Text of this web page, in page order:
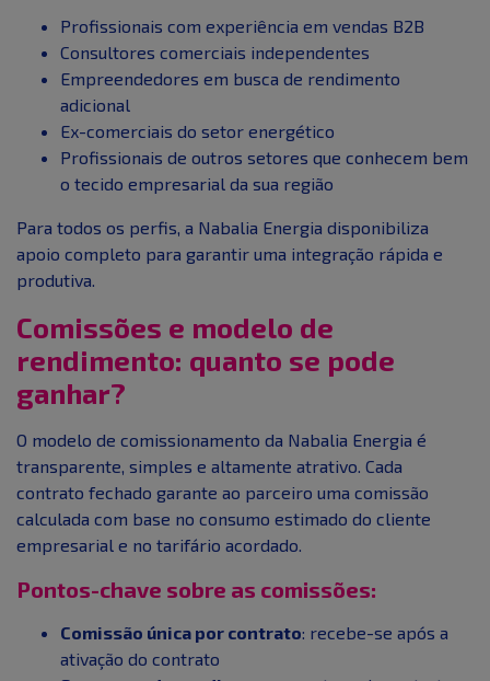
Profissionais com experiência em vendas B2B
Consultores comerciais independentes
Empreendedores em busca de rendimento
adicional
Ex-comerciais do setor energético
Profissionais de outros setores que conhecem bem
o tecido empresarial da sua região
Para todos os perfis, a Nabalia Energia disponibiliza
apoio completo para garantir uma integração rápida e
produtiva.
Comissões e modelo de
rendimento: quanto se pode
ganhar?
O modelo de comissionamento da Nabalia Energia é
transparente, simples e altamente atrativo. Cada
contrato fechado garante ao parceiro uma comissão
calculada com base no consumo estimado do cliente
empresarial e no tarifário acordado.
Pontos-chave sobre as comissões:
Comissão única por contrato: recebe-se após a
ativação do contrato